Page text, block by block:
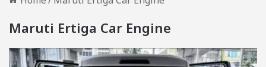
Maruti Ertiga Car Engine